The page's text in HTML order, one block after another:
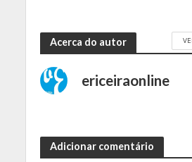
Acerca do autor
ericeiraonline
Adicionar comentário